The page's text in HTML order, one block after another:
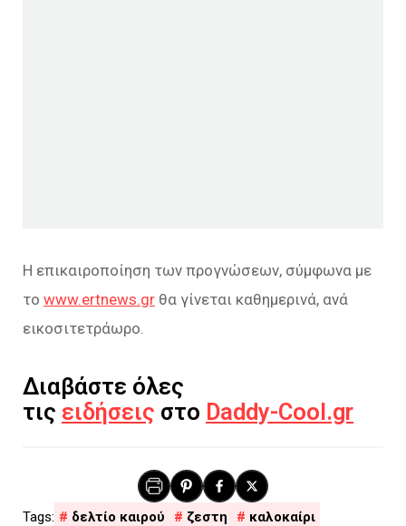
Η επικαιροποίηση των προγνώσεων, σύμφωνα με
το www.ertnews.gr θα γίνεται καθημερινά, ανά
εικοσιτετράωρο.
Διαβάστε όλες
τις ειδήσεις στο Daddy-Cool.gr
δελτίο καιρού ζεστη καλοκαίρι